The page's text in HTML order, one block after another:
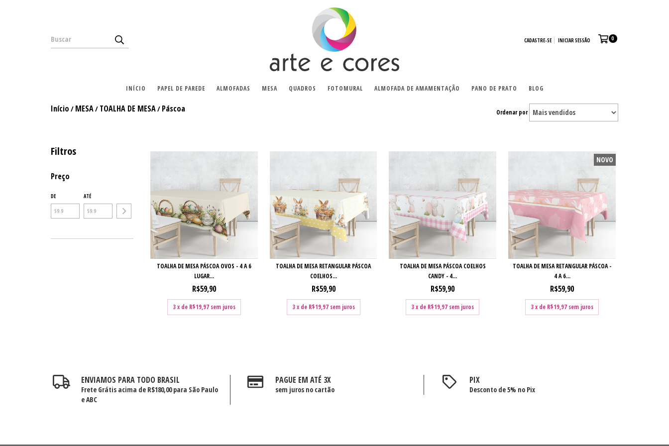
CADASTRE-SE INICIAR SESSÃO 0
INÍCIO PAPEL DE PAREDE ALMOFADAS MESA QUADROS FOTOMURAL ALMOFADA DE AMAMENTAÇÃO PANO DE PRATO BLOG
Início / MESA/ TOALHA DE MESA/ Páscoa Ordenar por
Filtros
Preço
DE ATÉ
TOALHA DE MESA PÁSCOA OVOS - 4 A 6
LUGAR...
R$59,90
3x de R$19,97 sem juros
TOALHA DE MESA RETANGULAR PÁSCOA
COELHOS...
R$59,90
3 x de R$19,97 sem juros
TOALHA DE MESA PÁSCOA COELHOS
CANDY - 4...
R$59,90
3x de R$19,97 sem juros
NOVO
TOALHA DE MESA RETANGULAR PÁSCOA -
4 A 6...
R$59,90
3x de R$19,97 sem juros
ENVIAMOS PARA TODO BRASIL
Frete Grátis acima de R$180,00 para São Paulo
e ABC
PAGUE EM ATÉ 3X
sem juros no cartão
PIX
Desconto de 5% no Pix